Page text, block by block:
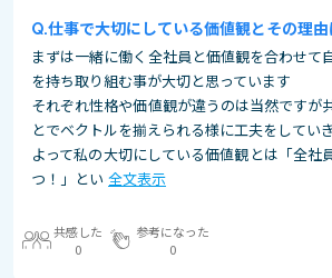
仕事で大切にしている価値観とその理由
まずは一緒に働く全社員と価値観を合わせて
を持ち取り組む事が大切と思っています
それぞれ性格や価値観が違うのは当然ですが
とでベクトルを揃えられる様に工夫をしてい
よって私の大切にしている価値観とは「全社
つ！」とい 全文表示
共感した
0
参考になった
0